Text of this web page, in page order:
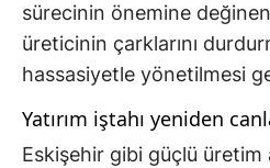
sürecinin önemine
üreticinin çarklarını
hassasiyetle yönetilmesi
Yatırım iştahı yeniden
Eskişehir gibi güçlü üretim